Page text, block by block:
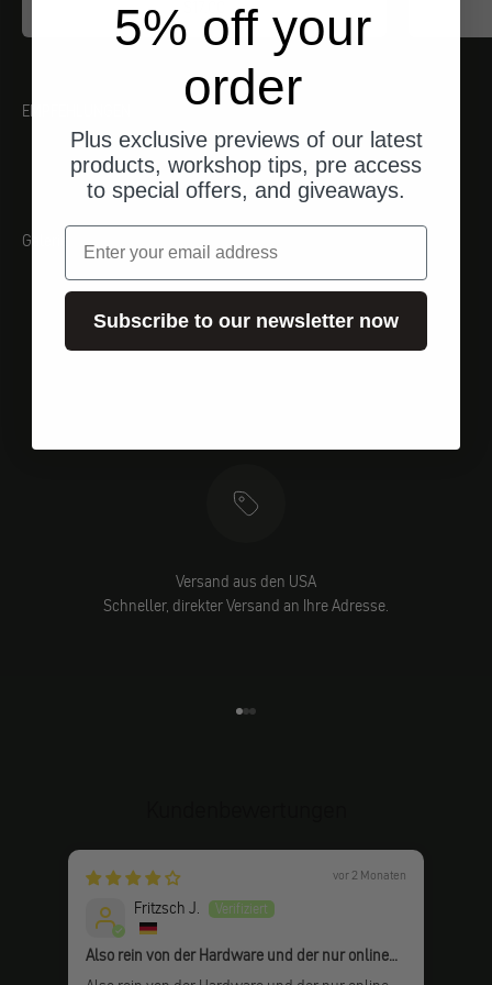
Angebot
EMPFEHLUNGEN
Galerie
Versand aus den USA
Schneller, direkter Versand an Ihre Adresse.
vor 2 Monaten
Fritzsch J.
Also rein von der Hardware und der nur online
verfügbaren Anleitung her bin ich echt am
5% off your
order
Plus exclusive previews of our latest
products, workshop tips, pre access
to special offers, and giveaways.
Email
Subscribe to our newsletter now